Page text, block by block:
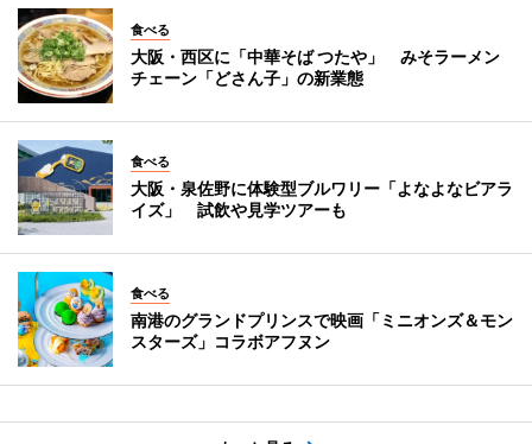
食べる
大阪・西区に「中華そば つたや」 みそラーメン
チェーン「どさん子」の新業態
食べる
大阪・泉佐野に体験型ブルワリー「よなよなビアラ
イズ」 試飲や見学ツアーも
食べる
南港のグランドプリンスで映画「ミニオンズ＆モン
スターズ」コラボアフヌン